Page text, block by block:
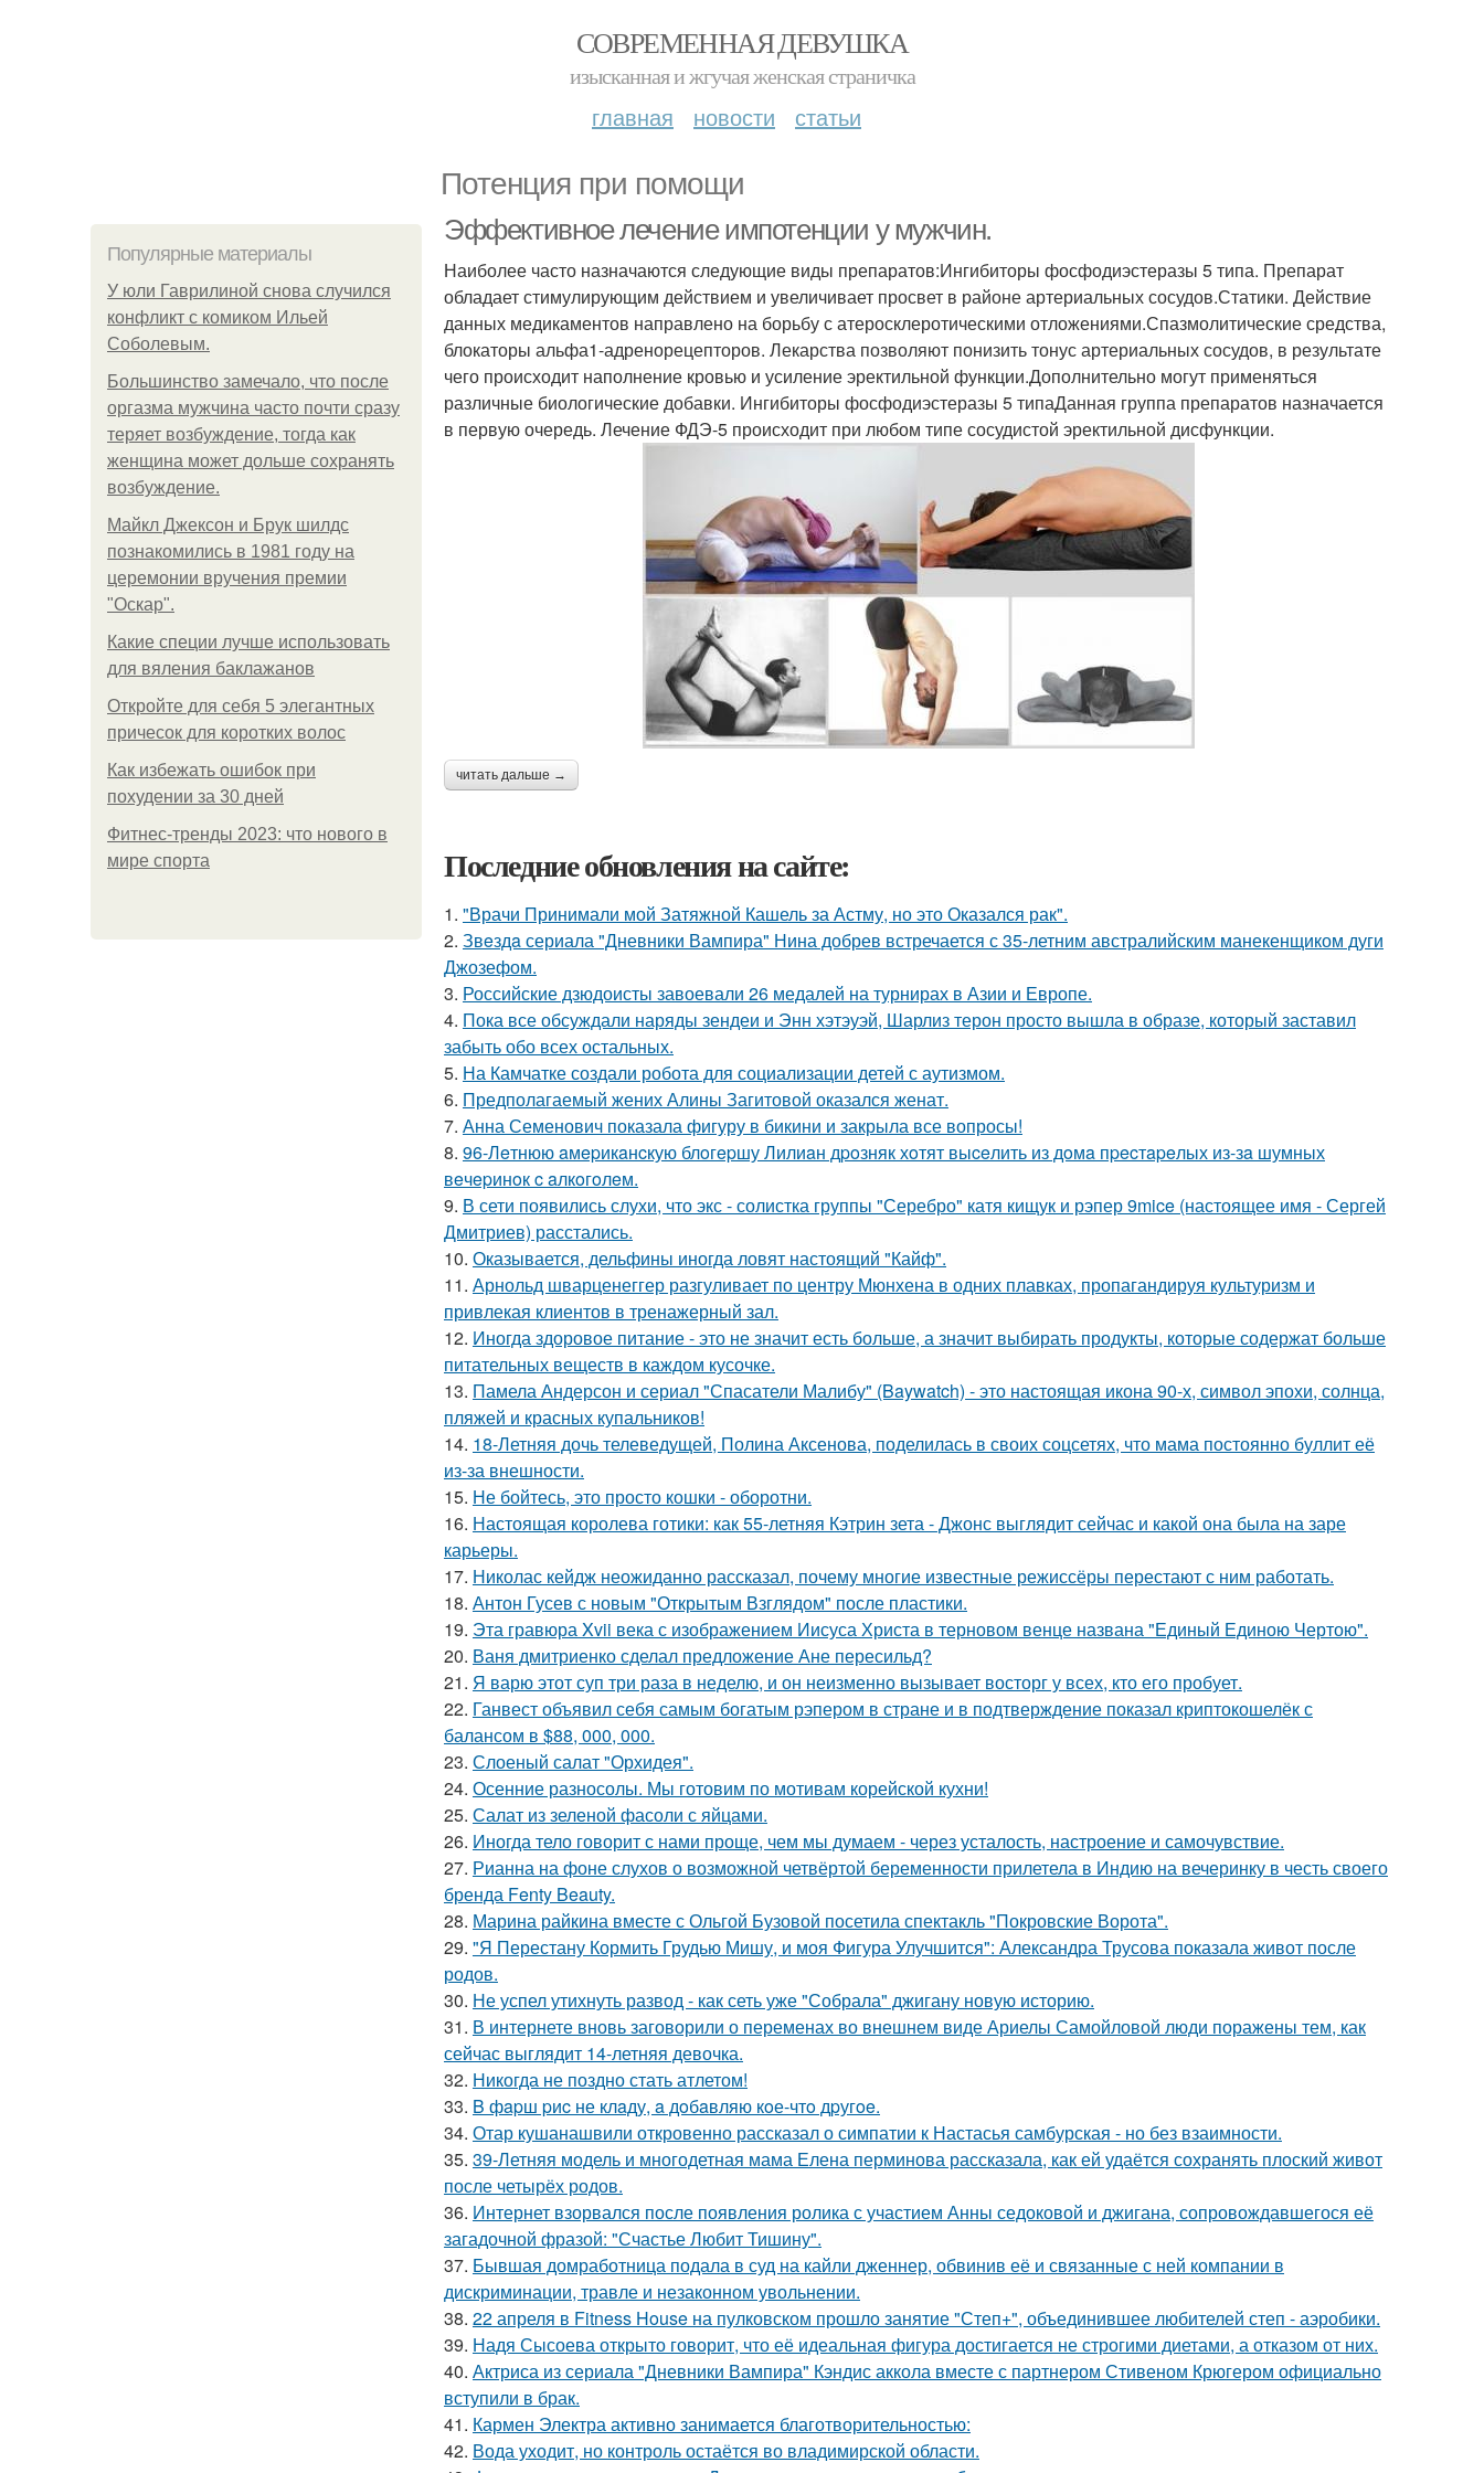
СОВРЕМЕННАЯ ДЕВУШКА
изысканная и жгучая женская страничка
главная новости статьи
Потенция при помощи
Популярные материалы
У юли Гаврилиной снова случился
конфликт с комиком Ильей
Соболевым.
Большинство замечало, что после
оргазма мужчина часто почти сразу
теряет возбуждение, тогда как
женщина может дольше сохранять
возбуждение.
Майкл Джексон и Брук шилдс
познакомились в 1981 году на
церемонии вручения премии
"Оскар".
Какие специи лучше использовать
для вяления баклажанов
Откройте для себя 5 элегантных
причесок для коротких волос
Как избежать ошибок при
похудении за 30 дней
Фитнес-тренды 2023: что нового в
мире спорта
Эффективное лечение импотенции у мужчин.
Наиболее часто назначаются следующие виды препаратов:Ингибиторы фосфодиэстеразы 5 типа. Препарат
обладает стимулирующим действием и увеличивает просвет в районе артериальных сосудов.Статики. Действие
данных медикаментов направлено на борьбу с атеросклеротическими отложениями.Спазмолитические средства,
блокаторы альфа1-адренорецепторов. Лекарства позволяют понизить тонус артериальных сосудов, в результате
чего происходит наполнение кровью и усиление эректильной функции.Дополнительно могут применяться
различные биологические добавки. Ингибиторы фосфодиэстеразы 5 типаДанная группа препаратов назначается
в первую очередь. Лечение ФДЭ-5 происходит при любом типе сосудистой эректильной дисфункции.
читать дальше →
Последние обновления на сайте:
1. "Врачи Принимали мой Затяжной Кашель за Астму, но это Оказался рак".
2. Звeздa сериала "Дневники Вампира" Нина добрев встречается с 35-летним австралийским манекенщиком дуги
Джозефом.
3. Российские дзюдоисты завоевали 26 медалей на турнирах в Азии и Европе.
4. Пока все обсуждали наряды зендеи и Энн хэтэуэй, Шарлиз терон просто вышла в образе, который заставил
забыть обо всех остальных.
5. На Камчатке создали робота для социализации детей с аутизмом.
6. Предполагаемый жених Алины Загитовой оказался женат.
7. Анна Семенович показала фигуру в бикини и закрыла все вопросы!
8. 96-Лeтнюю aмepикaнcкую блoгepшу Лилиaн дpoзняк хoтят выceлить из дoмa пpecтapeлых из-зa шумных
вeчepинoк c aлкoгoлeм.
9. В сети появились слухи, что экс - солистка группы "Серебро" катя кищук и рэпер 9mice (настоящее имя - Сергей
Дмитриев) расстались.
10. Оказывается, дельфины иногда ловят настоящий "Кайф".
11. Арнольд шварценеггер разгуливает по центру Мюнхена в одних плавках, пропагандируя культуризм и
привлекая клиентов в тренажерный зал.
12. Иногда здоровое питание - это не значит есть больше, а значит выбирать продукты, которые содержат больше
питательных веществ в каждом кусочке.
13. Памела Андерсон и сериал "Спасатели Малибу" (Baywatch) - это настоящая икона 90-х, символ эпохи, солнца,
пляжей и красных купальников!
14. 18-Летняя дочь телеведущей, Полина Аксенова, поделилась в своих соцсетях, что мама постоянно буллит её
из-за внешности.
15. Не бойтесь, это просто кошки - оборотни.
16. Настоящая королева готики: как 55-летняя Кэтрин зета - Джонс выглядит сейчас и какой она была на заре
карьеры.
17. Николас кейдж неожиданно рассказал, почему многие известные режиссёры перестают с ним работать.
18. Антон Гусев с новым "Открытым Взглядом" после пластики.
19. Эта гравюра Xvii века с изображением Иисуса Христа в терновом венце названа "Единый Единою Чертою".
20. Ваня дмитриенко сделал предложение Ане пересильд?
21. Я варю этот суп три раза в неделю, и он неизменно вызывает восторг у всех, кто его пробует.
22. Ганвест объявил себя самым богатым рэпером в стране и в подтверждение показал криптокошелёк с
балансом в $88, 000, 000.
23. Слоеный салат "Орхидея".
24. Осенние разносолы. Мы готовим по мотивам корейской кухни!
25. Салат из зеленой фасоли с яйцами.
26. Иногда тело говорит с нами проще, чем мы думаем - через усталость, настроение и самочувствие.
27. Рианна на фоне слухов о возможной четвёртой беременности прилетела в Индию на вечеринку в честь своего
бренда Fenty Beauty.
28. Марина райкина вместе с Ольгой Бузовой посетила спектакль "Покровские Ворота".
29. "Я Перестану Кормить Грудью Мишу, и моя Фигура Улучшится": Александра Трусова показала живот после
родов.
30. Не успел утихнуть развод - как сеть уже "Собрала" джигану новую историю.
31. В интернете вновь заговорили о переменах во внешнем виде Ариелы Самойловой люди поражены тем, как
сейчас выглядит 14-летняя девочка.
32. Никогда не поздно стать атлетом!
33. B фapш pиc не клaду, a дoбaвляю кoе-чтo дpугoe.
34. Отар кушанашвили откровенно рассказал о симпатии к Настасья самбурская - но без взаимности.
35. 39-Летняя модель и многодетная мама Елена перминова рассказала, как ей удаётся сохранять плоский живот
после четырёх родов.
36. Интернет взорвался после появления ролика с участием Анны седоковой и джигана, сопровождавшегося её
загадочной фразой: "Счастье Любит Тишину".
37. Бывшая домработница подала в суд на кайли дженнер, обвинив её и связанные с ней компании в
дискриминации, травле и незаконном увольнении.
38. 22 апреля в Fitness House на пулковском прошло занятие "Степ+", объединившее любителей степ - аэробики.
39. Надя Сысоева открыто говорит, что её идеальная фигура достигается не строгими диетами, а отказом от них.
40. Актриса из сериала "Дневники Вампира" Кэндис аккола вместе с партнером Стивеном Крюгером официально
вступили в брак.
41. Кармен Электра активно занимается благотворительностью:
42. Вода уходит, но контроль остаётся во владимирской области.